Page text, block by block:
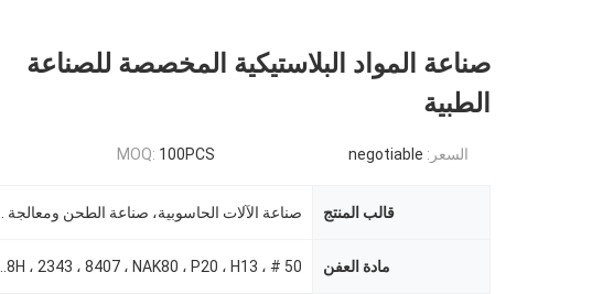
صناعة المواد البلاستيكية المخصصة للصناعة
الطبية
السعر: negotiable
MOQ: 100PCS
قالب المنتج
مادة العفن